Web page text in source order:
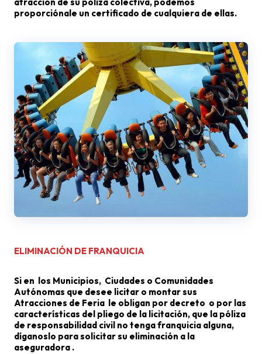
proporciónale un certificado de cualquiera de ellas.
ELIMINACIÓN DE FRANQUICIA
Si en los Municipios, Ciudades o Comunidades
Autónomas que desee licitar o montar sus
Atracciones de Feria le obligan por decreto o por las
características del pliego de la licitación, que la póliza
de responsabilidad civil no tenga franquicia alguna,
díganoslo para solicitar su eliminación a la
aseguradora .